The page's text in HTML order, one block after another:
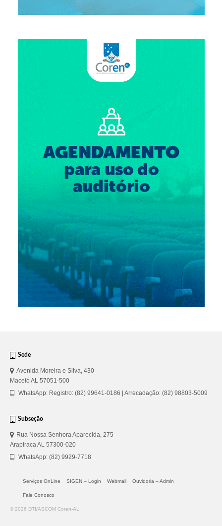
Sede
Avenida Moreira e Silva, 430
Maceió AL 57051-500
WhatsApp: Registro: (82) 99641-0186 | Arrecadação: (82) 98803-5009
Subseção
Rua Nossa Senhora Aparecida, 275
Arapiraca AL 57300-020
WhatsApp: (82) 9929-7718
Serviços OnLine SIGEN – Login Webmail Ouvidoria – Admin
Fale Conosco
© 2026 DTI/ASCOM Coren-AL